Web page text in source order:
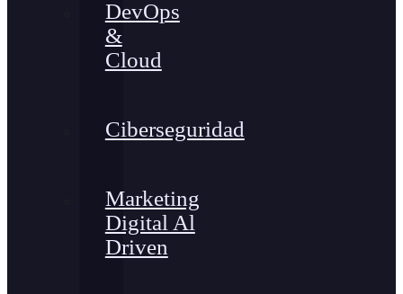
DevOps
&
Cloud
Ciberseguridad
Marketing
Digital Al
Driven